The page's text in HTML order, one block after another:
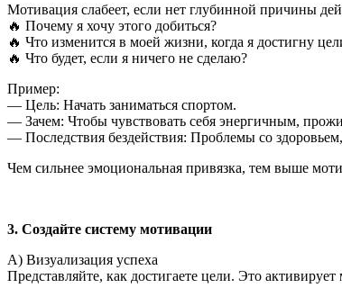
Мотивация слабеет, если нет глубинной причины
🔥 Почему я хочу этого добиться?
🔥 Что изменится в моей жизни, когда я достигну
🔥 Что будет, если я ничего не сделаю?
Пример:
— Цель: Начать заниматься спортом.
— Зачем: Чтобы чувствовать себя энергичным,
— Последствия бездействия: Проблемы со
Чем сильнее эмоциональная привязка, тем выше
3. Создайте систему мотивации
А) Визуализация успеха
Представляйте, как достигаете цели. Это